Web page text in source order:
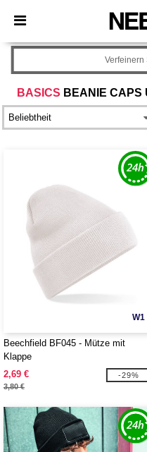
× Needen App
Bessere Preise in der
BASICS BEANIE CAPS
Verfeinern
W1
Beechfield BF045 - Mütze mit
Klappe
2,69 €
3,80 €
-29%